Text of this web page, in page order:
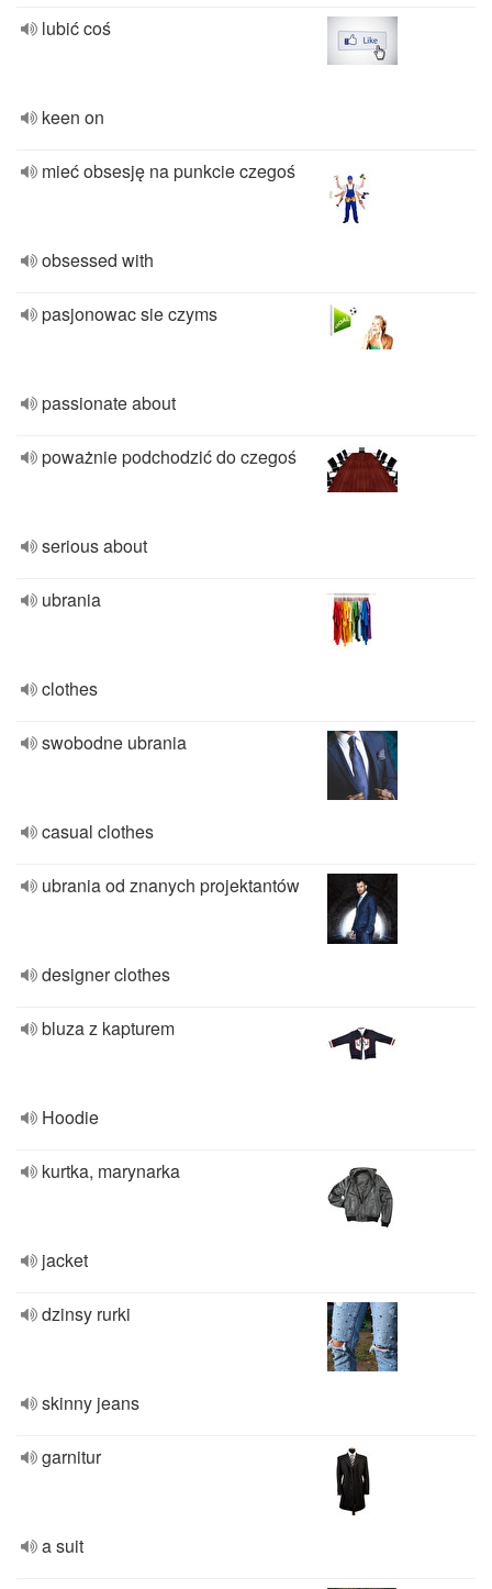
lubić coś
keen on
mieć obsesję na punkcie czegoś
obsessed with
pasjonowac sie czyms
passionate about
poważnie podchodzić do czegoś
serious about
ubrania
clothes
swobodne ubrania
casual clothes
ubrania od znanych projektantów
designer clothes
bluza z kapturem
Hoodie
kurtka, marynarka
jacket
dzinsy rurki
skinny jeans
garnitur
a suit